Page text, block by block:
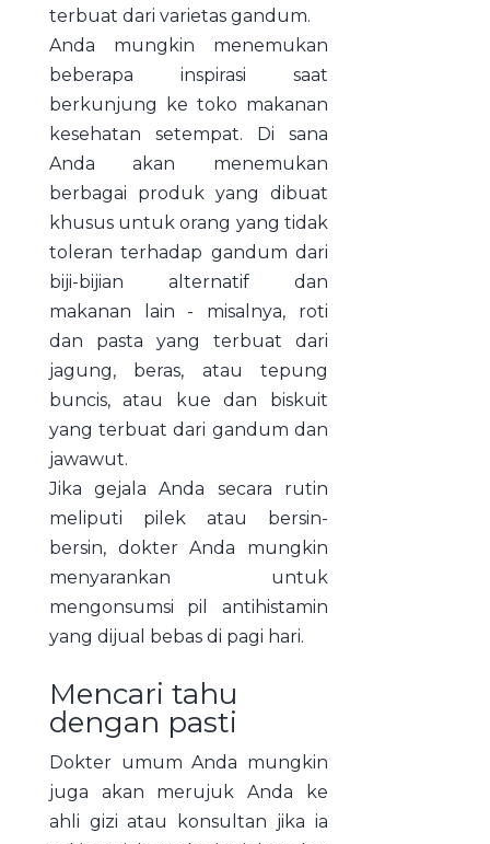
terbuat dari varietas gandum.
Anda mungkin menemukan
beberapa inspirasi saat
berkunjung ke toko makanan
kesehatan setempat. Di sana
Anda akan menemukan
berbagai produk yang dibuat
khusus untuk orang yang tidak
toleran terhadap gandum dari
biji-bijian alternatif dan
makanan lain - misalnya, roti
dan pasta yang terbuat dari
jagung, beras, atau tepung
buncis, atau kue dan biskuit
yang terbuat dari gandum dan
jawawut.
Jika gejala Anda secara rutin
meliputi pilek atau bersin-
bersin, dokter Anda mungkin
menyarankan untuk
mengonsumsi pil antihistamin
yang dijual bebas di pagi hari.
Mencari tahu
dengan pasti
Dokter umum Anda mungkin
juga akan merujuk Anda ke
ahli gizi atau konsultan jika ia